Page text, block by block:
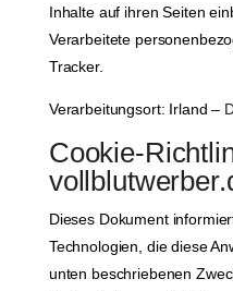
Inhalte auf ihren Seiten
Verarbeitete
Tracker.
Verarbeitungsort: Irland –
Cookie-
Dieses Dokument
Technologien, die diese
unten beschriebenen